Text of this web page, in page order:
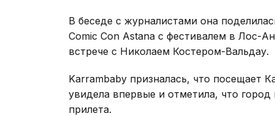
В беседе с журналистами она
Comic Con Astana с фестивалем в Лос-
встрече с Николаем Костером-Вальдау.
Karrambaby призналась, что посещает
увидела впервые и отметила, что
прилета.